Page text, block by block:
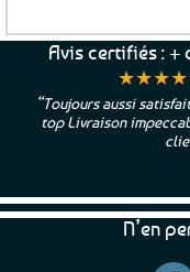
Avis certifiés : +
“Toujours aussi
top Livraison
N’en